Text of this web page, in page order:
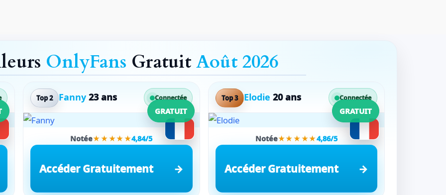
OnlyFans GratuitAoût 2026
Top 2 Fanny 23 ans Connectée
GRATUIT
Notée★★★★★4,84/5
Accéder Gratuitement
Top 3 Elodie 20 ans Connectée
GRATUIT
Notée★★★★★4,86/5
Accéder Gratuitement